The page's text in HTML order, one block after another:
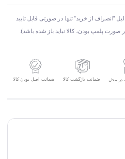
"انصراف از خرید" تنها در صورتی قابل تایید
صورت پلمپ بودن، کالا نباید باز شده باشد).
در محل ضمانت بازگشت کالا ضمانت اصل بودن کالا